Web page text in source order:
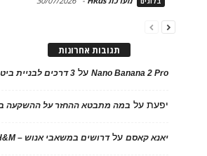
תגובות אחרונות
Nano Banana 2 Proעל 3 דרכים לבניית ביטחון עצמי של עובדים
יפעתעל במה מתבטא ההחזר על ההשקעה
יאנא קאסםעלדרושים במשאבי אנוש – H&M